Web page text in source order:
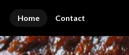
Home Contact